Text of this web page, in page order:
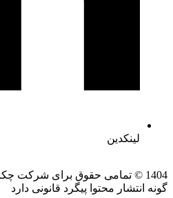
لینکدین
1404 © تمامی حقوق برای
گونه انتشار محتوا پیگرد قانونی دارد